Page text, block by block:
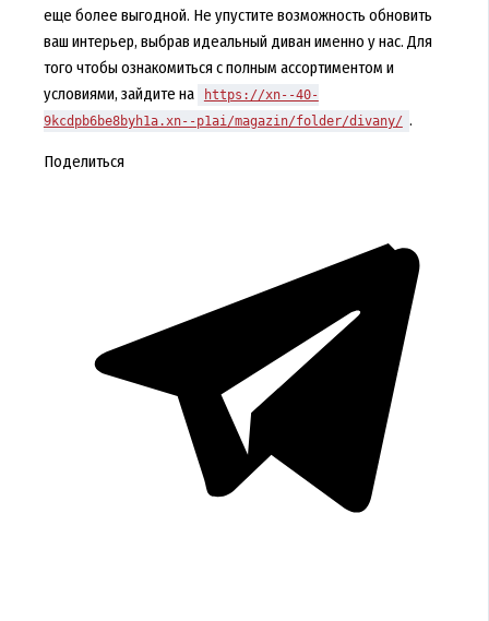
еще более выгодной. Не упустите возможность обновить
ваш интерьер, выбрав идеальный диван именно у нас. Для
того чтобы ознакомиться с полным ассортиментом и
условиями, зайдите на
https://xn--40-
9kcdpb6be8byh1a.xn--p1ai/magazin/folder/divany/ .
Поделиться